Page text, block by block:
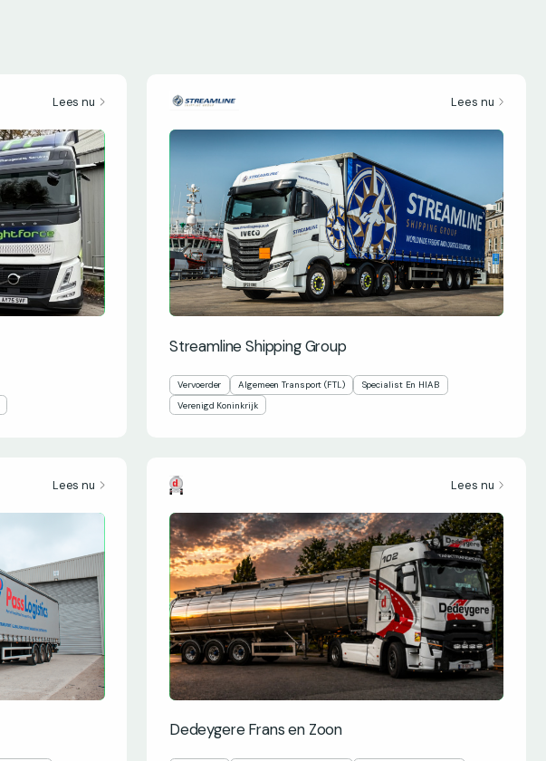
Lees nu Lees nu
Streamline Shipping Group
Vervoerder Algemeen Transport (FTL)
Specialist En HIAB
Verenigd Koninkrijk
Lees nu Lees nu
Dedeygere Frans en Zoon